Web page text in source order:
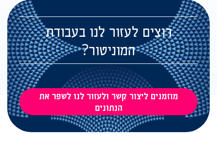
רוצים לעזור לנו בעבודת
המוניטור?
מוזמנים ליצור קשר ולעזור לנו לשפר את
הנתונים